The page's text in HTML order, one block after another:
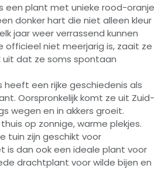
een plant met unieke rood-oranje
donker hart die niet alleen kleur
jaar weer verrassend kunnen
officieel niet meerjarig is, zaait ze
uit dat ze soms spontaan
heeft een rijke geschiedenis als
Oorspronkelijk komt ze uit Zuid-
wegen en in akkers groeit.
op zonnige, warme plekjes.
tuin zijn geschikt voor
is dan ook een ideale plant voor
drachtplant voor wilde bijen en